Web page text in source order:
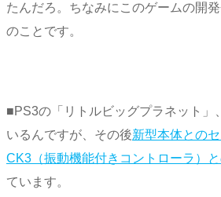
たんだろ。ちなみにこのゲームの開
のことです。
■PS3の「リトルビッグプラネット」、
いるんですが、その後新型本体との
CK3（振動機能付きコントローラ）
ています。